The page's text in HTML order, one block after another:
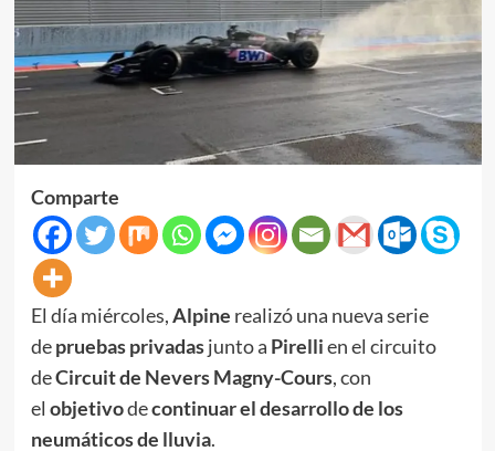
Comparte
El día miércoles,Alpine realizó una nueva serie
depruebas privadasjunto a Pirellien el circuito
deCircuit de Nevers Magny-Cours, con
el objetivodecontinuar el desarrollo de los
neumáticos de lluvia.